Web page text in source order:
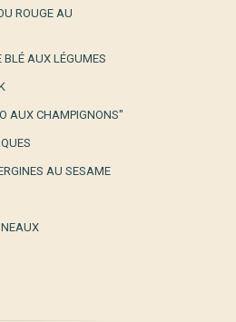
ROUGE AU
BLÉ AUX LÉGUMES
AUX CHAMPIGNONS"
AU SESAME